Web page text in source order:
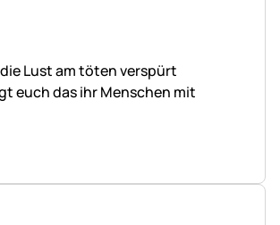
Lust am töten verspürt
euch das ihr Menschen mit